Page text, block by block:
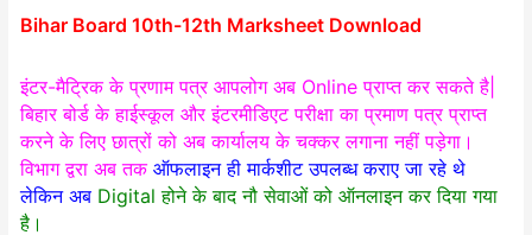
Bihar Board 10th-12th Marksheet Download
इंटर-मैट्रिक के प्रणाम पत्र आपलोग अब Online प्राप्त कर सकते है|
बिहार बोर्ड के हाईस्कूल और इंटरमीडिएट परीक्षा का प्रमाण पत्र प्राप्त
करने के लिए छात्रों को अब कार्यालय के चक्कर लगाना नहीं पड़ेगा।
विभाग द्वरा अब तकऑफलाइन ही मार्कशीट उपलब्ध कराए जा रहे थे
लेकिन अब Digital होने के बाद नौ सेवाओं को ऑनलाइन कर दिया गया
है।